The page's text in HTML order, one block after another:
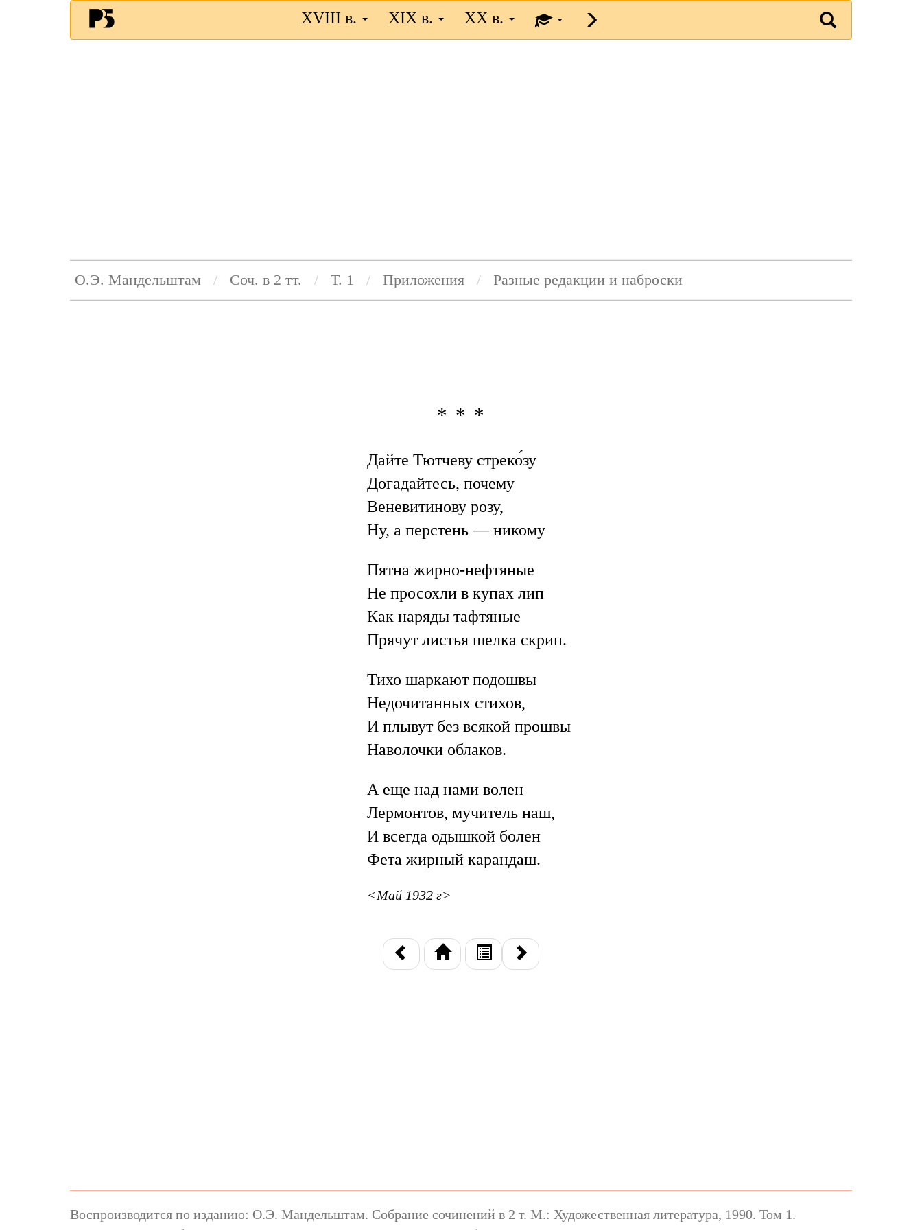
XVIII в. XIX в. XX в.
О.Э. Мандельштам Соч. в 2 тт. Т. 1 Приложения Разные редакции и наброски
* * *
Дайте Тютчеву стреко́зу
Догадайтесь, почему
Веневитинову розу,
Ну, а перстень — никому
Пятна жирно-нефтяные
Не просохли в купах лип
Как наряды тафтяные
Прячут листья шелка скрип.
Тихо шаркают подошвы
Недочитанных стихов,
И плывут без всякой прошвы
Наволочки облаков.
А еще над нами волен
Лермонтов, мучитель наш,
И всегда одышкой болен
Фета жирный карандаш.
<Май 1932 г>
Воспроизводится по изданию: О.Э. Мандельштам. Собрание сочинений в 2 т. М.: Художественная литература, 1990. Том 1.